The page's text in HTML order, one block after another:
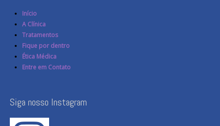
Início
A Clínica
Tratamentos
Fique por dentro
Ética Médica
Entre em Contato
Siga nosso Instagram